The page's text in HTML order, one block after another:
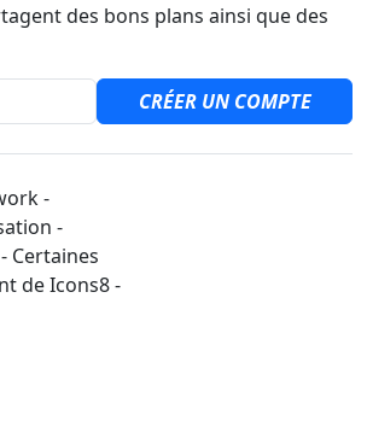
des bons plans ainsi que des
CRÉER UN COMPTE
-
-
Certaines
de Icons8 -